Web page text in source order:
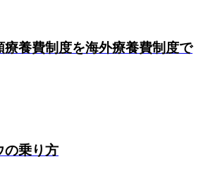
療養費制度を海外療養費制度で
乗り方